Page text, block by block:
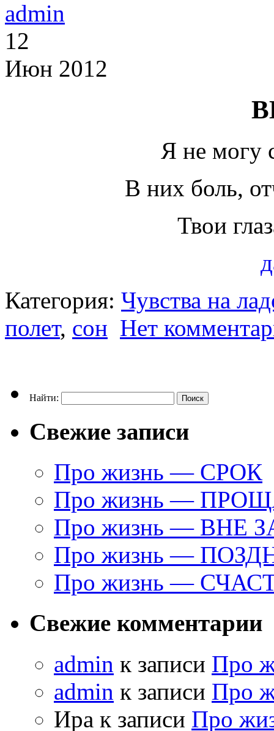
admin
12
Июн 2012
Я не могу
В них боль,
Твои
Категория: Чувства на
полет, сон Нет
Найти:
Свежие записи
Про жизнь — СРОК
Про жизнь —
Про жизнь — ВНЕ
Про жизнь —
Про жизнь —
Свежие комментарии
admin к записи Про
admin к записи Про
Ира к записи Про